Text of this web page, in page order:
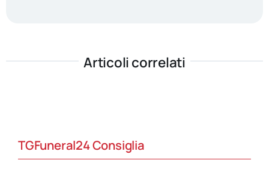
Articoli correlati
TGFuneral24 Consiglia